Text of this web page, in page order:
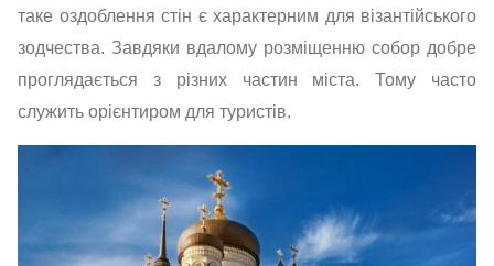
таке оздоблення стін є характерним для візантійського
зодчества. Завдяки вдалому розміщенню собор добре
проглядається з різних частин міста. Тому часто
служить орієнтиром для туристів.